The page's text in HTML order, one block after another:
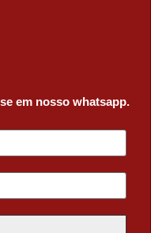
em nosso whatsapp.